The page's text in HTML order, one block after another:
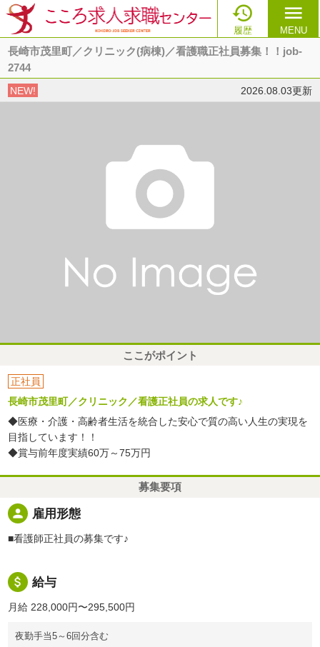

履歴
menu
MENU
長崎市茂里町／クリニック(病棟)／看護職正社員募集！！job-
2744
NEW! 2026.08.03更新
ここがポイント
正社員
長崎市茂里町／クリニック／看護正社員の求人です♪
◆医療・介護・高齢者生活を統合した安心で質の高い人生の実現を
目指しています！！
◆賞与前年度実績60万～75万円
募集要項
person 雇用形態
■看護師正社員の募集です♪
attach_money 給与
月給 228,000円〜295,500円
夜勤手当5～6回分含む